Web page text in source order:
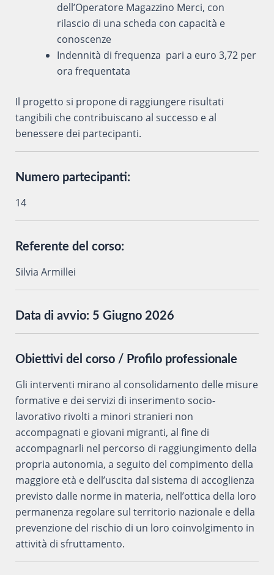
dell’Operatore Magazzino Merci, con
rilascio di una scheda con capacità e
conoscenze
Indennità di frequenza pari a euro 3,72 per
ora frequentata
Il progetto si propone di raggiungere risultati
tangibili che contribuiscano al successo e al
benessere dei partecipanti.
Numero partecipanti:
14
Referente del corso:
Silvia Armillei
Data di avvio: 5 Giugno 2026
Obiettivi del corso / Profilo professionale
Gli interventi mirano al consolidamento delle misure
formative e dei servizi di inserimento socio-
lavorativo rivolti a minori stranieri non
accompagnati e giovani migranti, al fine di
accompagnarli nel percorso di raggiungimento della
propria autonomia, a seguito del compimento della
maggiore età e dell’uscita dal sistema di accoglienza
previsto dalle norme in materia, nell’ottica della loro
permanenza regolare sul territorio nazionale e della
prevenzione del rischio di un loro coinvolgimento in
attività di sfruttamento.